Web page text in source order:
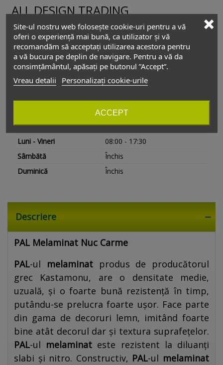
ALL DESIGN TRADING
Adresă showroom:
Șos. Andronache nr. 201bis,Sector 2
022524-București,România
Relații cu clienții
+4 0754 229 775
vanzari@depozitul-de-accesorii.ro
Depozitul de accesorii
Luni - Vineri
08:00 - 17:30
Sâmbătă
Închis
Duminică
Închis
Descriere
PAL Melaminat Nuc Carme
PAL-ul melaminatprodus de producătorul
grec Kastamonu, are o densitate medie,
uzuală, și o foarte bună rezistență în timp,
putându-se prelucra foarte ușor. Face parte
din gama de decoruri lemn, imitând foarte
bine atât decorul dar și textura suprafețelor.
PAL-ul melaminat este rezistent la diluanți
slabi și nitro. Constructiv, PAL-ul melaminat
Site-ul nostru web folosește cookie-uri pentru a vă
oferi o experiență mai bună, ca utilizator și vă
recomandăm să acceptați utilizarea acestora pentru
a vă bucura pe deplin de navigare. Pentru a vă da
consimțământul, apăsați pe butonul ”Accept”.
Vreau detalii
Personalizați cookie-urile
ACCEPT